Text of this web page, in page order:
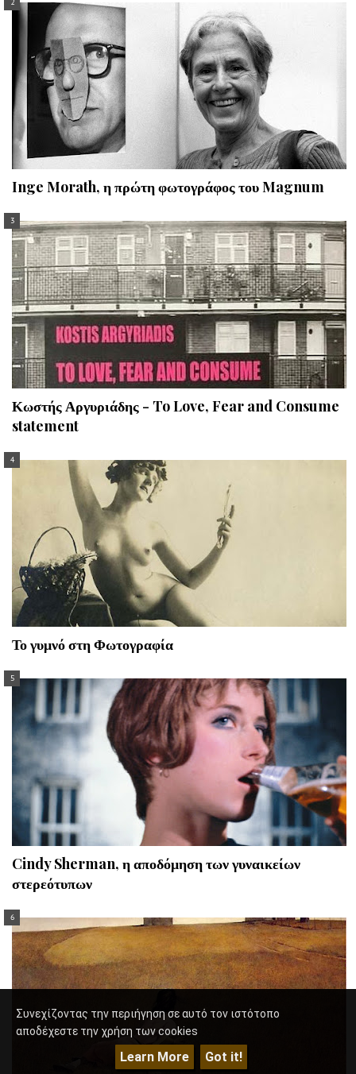
Inge Morath, η πρώτη φωτογράφος του Magnum
Κωστής Αργυριάδης - To Love, Fear and Consume
statement
Το γυμνό στη Φωτογραφία
Cindy Sherman, η αποδόμηση των γυναικείων
στερεότυπων
Συνεχίζοντας την περιήγηση σε αυτό τον ιστότοπο
αποδέχεστε την χρήση των cookies
Learn More Got it!